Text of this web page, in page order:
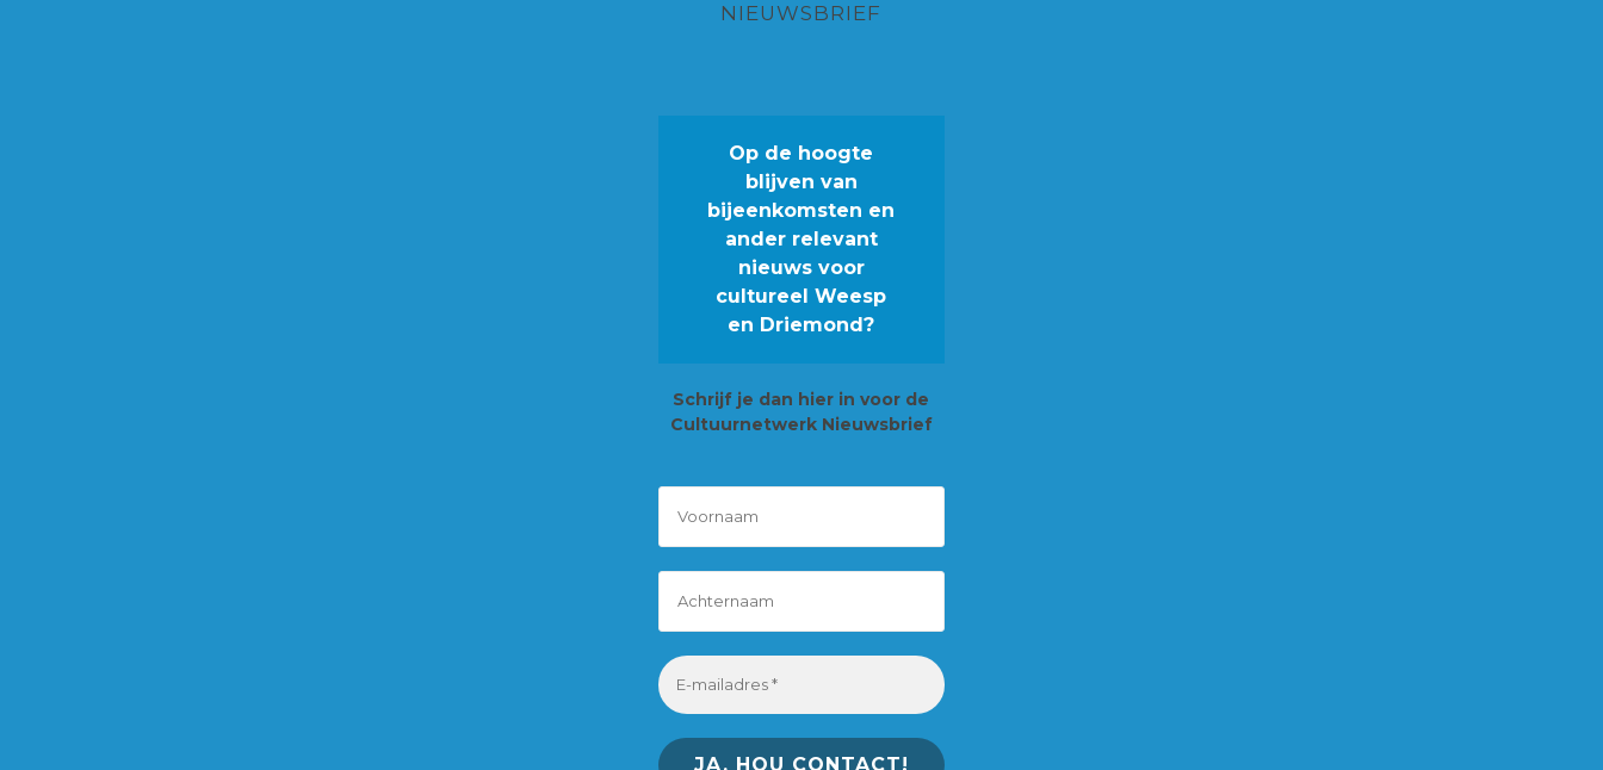
NIEUWSBRIEF
Op de hoogte
blijven van
bijeenkomsten en
ander relevant
nieuws voor
cultureel Weesp
en Driemond?
Schrijf je dan hier in voor de
Cultuurnetwerk Nieuwsbrief